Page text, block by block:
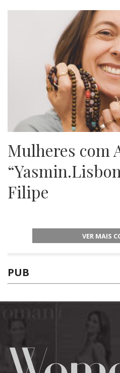
Mulheres com
Filipe
VER MAIS
PUB